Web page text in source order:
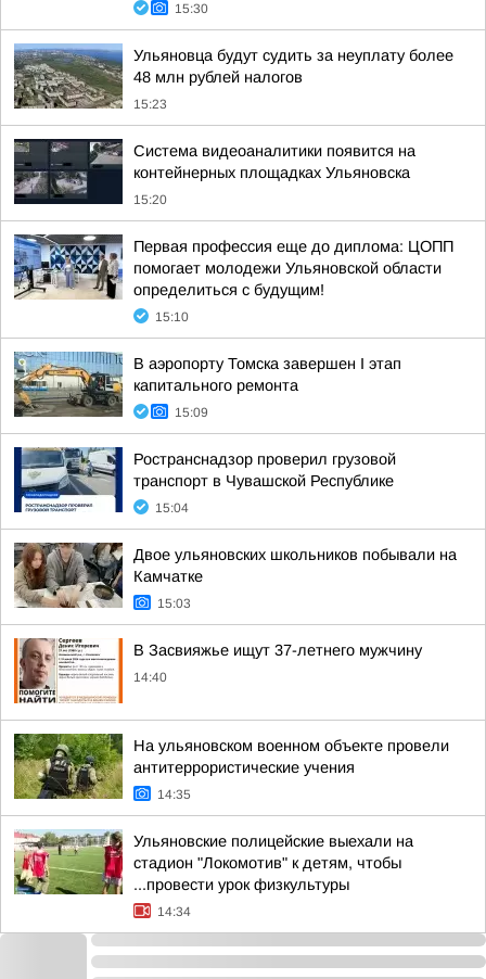
15:30
Ульяновца будут судить за неуплату более
48 млн рублей налогов
15:23
Система видеоаналитики появится на
контейнерных площадках Ульяновска
15:20
Первая профессия еще до диплома: ЦОПП
помогает молодежи Ульяновской области
определиться с будущим!
15:10
В аэропорту Томска завершен I этап
капитального ремонта
15:09
Ространснадзор проверил грузовой
транспорт в Чувашской Республике
15:04
Двое ульяновских школьников побывали на
Камчатке
15:03
В Засвияжье ищут 37-летнего мужчину
14:40
На ульяновском военном объекте провели
антитеррористические учения
14:35
Ульяновские полицейские выехали на
стадион "Локомотив" к детям, чтобы
...провести урок физкультуры
14:34